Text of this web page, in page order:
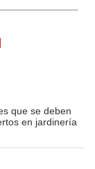
que se deben
en jardinería